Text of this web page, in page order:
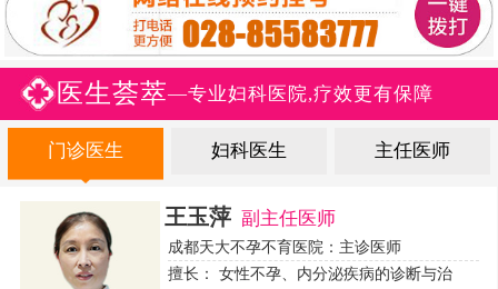
医生荟萃—专业妇科医院,疗效更有保障
门诊医生 妇科医生 主任医师
王玉萍 副主任医师
成都天大不孕不育医院：主诊医师
擅长： 女性不孕、内分泌疾病的诊断与治